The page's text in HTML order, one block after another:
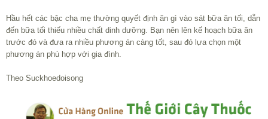
Hầu hết các bậc cha mẹ thường quyết định ăn gì vào sát bữa ăn tối, dẫn
đến bữa tối thiếu nhiều chất dinh dưỡng. Bạn nên lên kế hoạch bữa ăn
trước đó và đưa ra nhiều phương án càng tốt, sau đó lựa chọn một
phương án phù hợp với gia đình.
Theo Suckhoedoisong